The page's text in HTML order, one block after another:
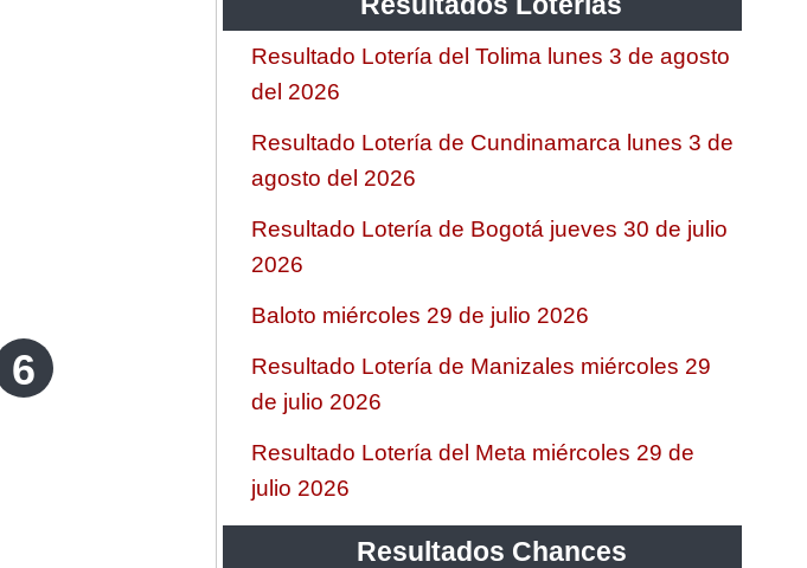
6
Resultado Lotería del Tolima lunes 3 de agosto
del 2026
Resultado Lotería de Cundinamarca lunes 3 de
agosto del 2026
Resultado Lotería de Bogotá jueves 30 de julio
2026
Baloto miércoles 29 de julio 2026
Resultado Lotería de Manizales miércoles 29
de julio 2026
Resultado Lotería del Meta miércoles 29 de
julio 2026
Resultados Chances